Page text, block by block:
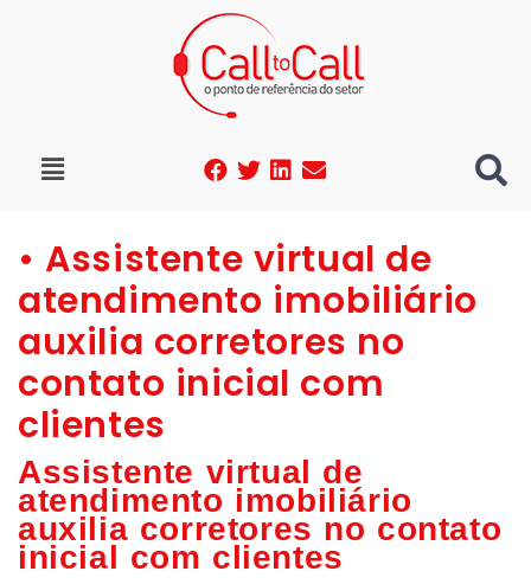
• Assistente virtual de
atendimento imobiliário
auxilia corretores no
contato inicial com
clientes
Assistente virtual de
atendimento imobiliário
auxilia corretores no contato
inicial com clientes